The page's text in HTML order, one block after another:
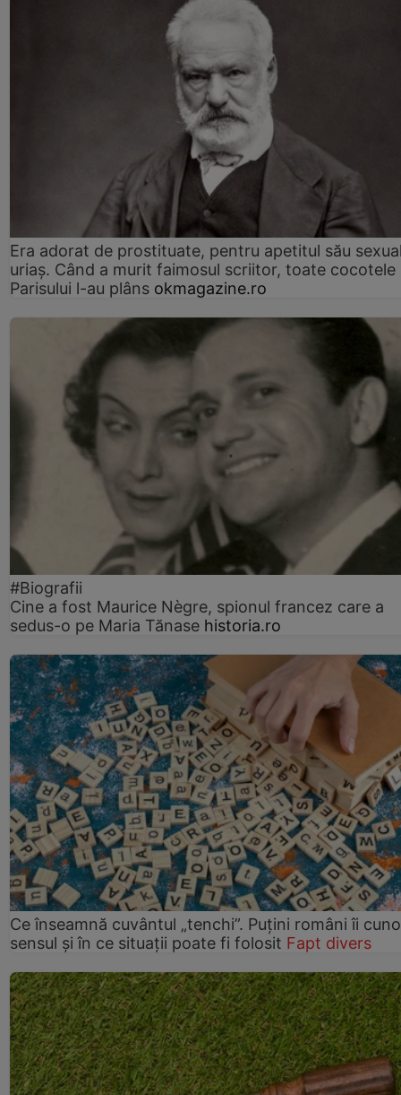
Era adorat de prostituate, pentru apetitul său
uriaș. Când a murit faimosul scriitor, toate cocotele
Parisului l-au plâns okmagazine.ro
#Biografii
Cine a fost Maurice Nègre, spionul francez care a
sedus-o pe Maria Tănase historia.ro
Ce înseamnă cuvântul „tenchi”. Puțini români îi
sensul și în ce situații poate fi folosit Fapt divers